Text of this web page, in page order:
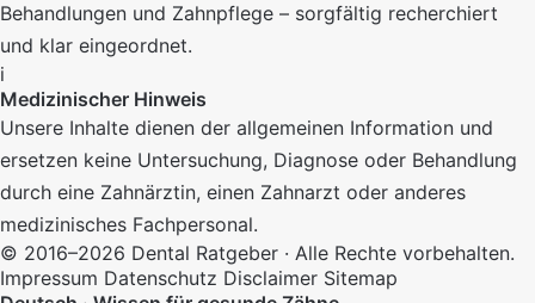
Behandlungen und Zahnpflege – sorgfältig recherchiert
und klar eingeordnet.
i
Medizinischer Hinweis
Unsere Inhalte dienen der allgemeinen Information und
ersetzen keine Untersuchung, Diagnose oder Behandlung
durch eine Zahnärztin, einen Zahnarzt oder anderes
medizinisches Fachpersonal.
© 2016–2026 Dental Ratgeber · Alle Rechte vorbehalten.
Impressum Datenschutz Disclaimer Sitemap